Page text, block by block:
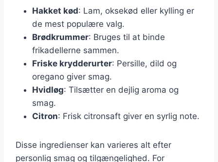
Hakket kød: Lam, oksekød eller kylling er
de mest populære valg.
Brødkrummer: Bruges til at binde
frikadellerne sammen.
Friske krydderurter: Persille, dild og
oregano giver smag.
Hvidløg: Tilsætter en dejlig aroma og
smag.
Citron: Frisk citronsaft giver en syrlig note.
Disse ingredienser kan varieres alt efter
personlig smag og tilgængelighed. For